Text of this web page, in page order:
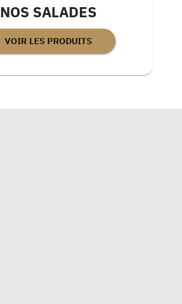
NOS SALADES
VOIR LES PRODUITS